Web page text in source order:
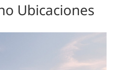
Ubicaciones